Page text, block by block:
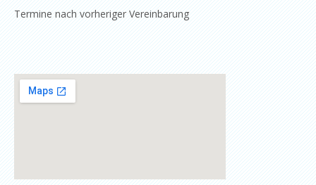
Termine nach vorheriger Vereinbarung